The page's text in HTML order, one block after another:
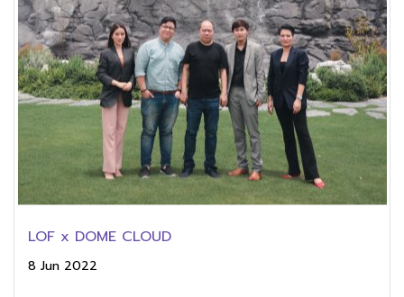
LOF x DOME CLOUD
8 Jun 2022